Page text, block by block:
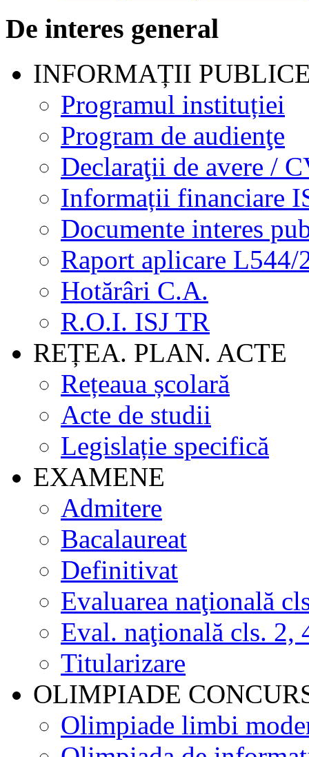
De interes general
INFORMAȚII
Programul instituției
Program de audienţe
Declaraţii de avere /
Informații financiare
Documente interes
Raport aplicare L544/
Hotărâri C.A.
R.O.I. ISJ TR
REȚEA. PLAN. ACTE
Rețeaua școlară
Acte de studii
Legislație specifică
EXAMENE
Admitere
Bacalaureat
Definitivat
Evaluarea naţională
Eval. naţională cls. 2,
Titularizare
OLIMPIADE
Olimpiade limbi